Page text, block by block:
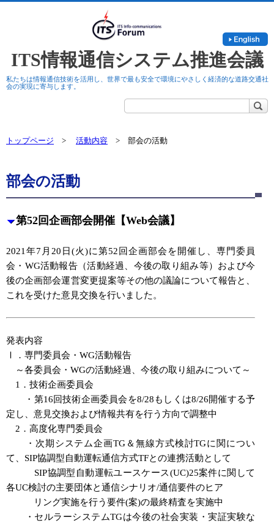
ITS情報通信システム推進会議
私たちは情報通信技術を活用し、世界で最も安全で環境にやさしく経済的な道路交通社
会の実現に寄与します。
トップページ > 活動内容 > 部会の活動
部会の活動
第52回企画部会開催【Web会議】
2021年7月20日(火)に第52回企画部会を開催し、専門委員
会・WG活動報告（活動経過、今後の取り組み等）および今
後の企画部会運営変更提案等その他の議論について報告と、
これを受けた意見交換を行いました。
発表内容
Ⅰ．専門委員会・WG活動報告
～各委員会・WGの活動経過、今後の取り組みについて～
1．技術企画委員会
・第16回技術企画委員会を8/28もしくは8/26開催する予
定し、意見交換および情報共有を行う方向で調整中
2．高度化専門委員会
・次期システム企画TG＆無線方式検討TGに関につい
て、SIP協調型自動運転通信方式TFとの連携活動として
SIP協調型自動運転ユースケース(UC)25案件に関して
各UC検討の主要団体と通信シナリオ/通信要件のヒア
リング実施を行う要件(案)の最終精査を実施中
・セルラーシステムTGは今後の社会実装・実証実験な